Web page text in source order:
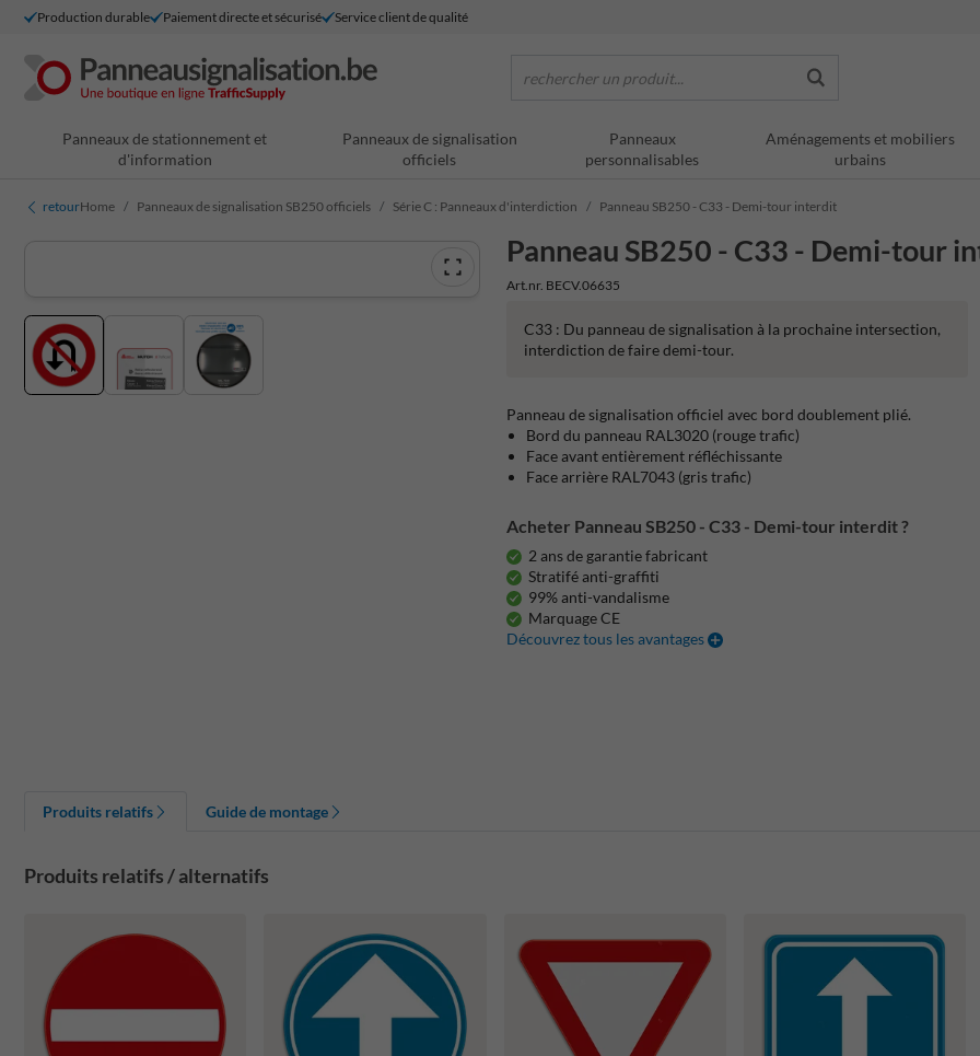
Production durable Paiement directe et sécurisé Service client de qualité
rechercher un produit...
Panneaux de stationnement et
d'information
Panneaux de signalisation
officiels
Panneaux
personnalisables
Aménagements et mobiliers
urbains
retourHome Panneaux de signalisation SB250 officiels Série C : Panneaux d'interdiction Panneau SB250 - C33 - Demi-tour interdit
Panneau SB250 - C33 - Demi-tour
Art.nr. BECV.06635
C33 : Du panneau de signalisation à la prochaine intersection,
interdiction de faire demi-tour.
Panneau de signalisation officiel avec bord doublement plié.
Bord du panneau RAL3020 (rouge trafic)
Face avant entièrement réfléchissante
Face arrière RAL7043 (gris trafic)
Acheter Panneau SB250 - C33 - Demi-tour interdit ?
2 ans de garantie fabricant
Stratifé anti-graffiti
99% anti-vandalisme
Marquage CE
Découvrez tous les avantages
Produits relatifs Guide de montage
Produits relatifs / alternatifs